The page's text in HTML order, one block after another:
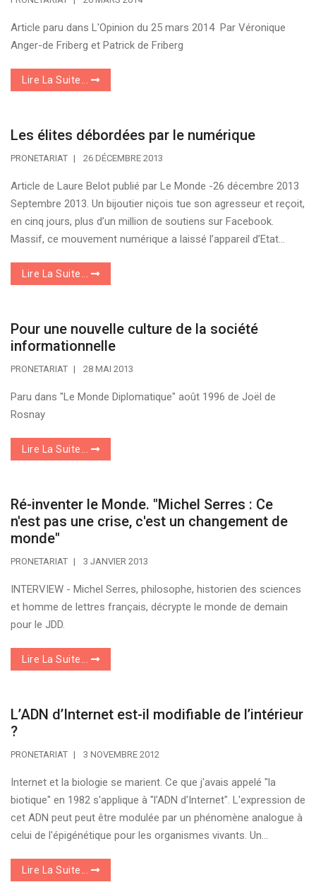
Article paru dans L'Opinion du 25 mars 2014 Par Véronique
Anger-de Friberg et Patrick de Friberg
Lire La Suite...
Les élites débordées par le numérique
PRONETARIAT 26 DÉCEMBRE 2013
Article de Laure Belot publié par Le Monde -26 décembre 2013
Septembre 2013. Un bijoutier niçois tue son agresseur et reçoit,
en cinq jours, plus d’un million de soutiens sur Facebook.
Massif, ce mouvement numérique a laissé l’appareil d’Etat...
Lire La Suite...
Pour une nouvelle culture de la société
informationnelle
PRONETARIAT 28 MAI 2013
Paru dans "Le Monde Diplomatique" août 1996 de Joël de
Rosnay
Lire La Suite...
Ré-inventer le Monde. "Michel Serres : Ce
n'est pas une crise, c'est un changement de
monde"
PRONETARIAT 3 JANVIER 2013
INTERVIEW - Michel Serres, philosophe, historien des sciences
et homme de lettres français, décrypte le monde de demain
pour le JDD.
Lire La Suite...
L’ADN d’Internet est-il modifiable de l’intérieur
?
PRONETARIAT 3 NOVEMBRE 2012
Internet et la biologie se marient. Ce que j'avais appelé "la
biotique" en 1982 s'applique à "l'ADN d'Internet". L'expression de
cet ADN peut peut être modulée par un phénomène analogue à
celui de l'épigénétique pour les organismes vivants. Un...
Lire La Suite...